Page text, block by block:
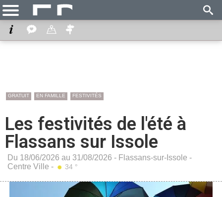
GRATUIT EN FAMILLE FESTIVITÉS
Les festivités de l'été à
Flassans sur Issole
Du 18/06/2026 au 31/08/2026 - Flassans-sur-Issole -
Centre Ville - 34 °